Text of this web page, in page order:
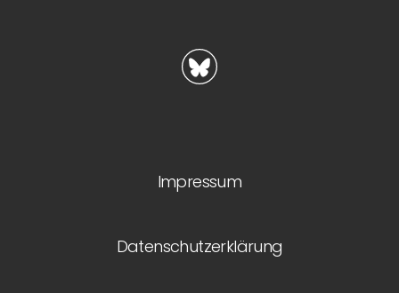
Impressum
Datenschutzerklärung